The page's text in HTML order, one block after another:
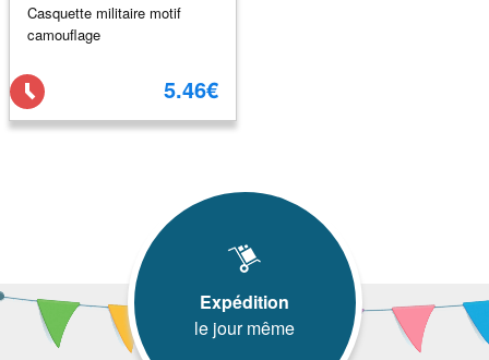
Casquette militaire motif
camouflage
5.46€
Expédition
le jour même